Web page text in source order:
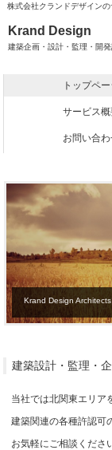
株式会社クランドデザイン
Krand Design
建築企画・設計・監理・開
トップペー
サービス概
お問い合
Krand Design Architects
建築設計・監理・
当社では北関東エリア
建築関連の各種許認可
お気軽にご相談くださ